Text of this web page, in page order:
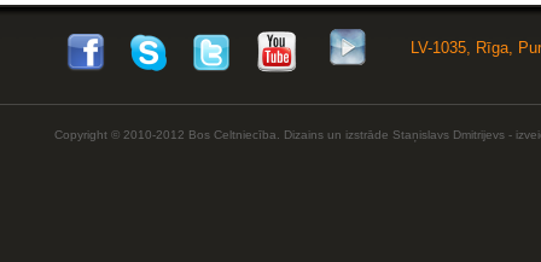
LV-1035, Rīga,
Copyright © 2010-2012 Bos Celtniecība. Dizains un izstrāde Staņislavs Dmitrijevs -